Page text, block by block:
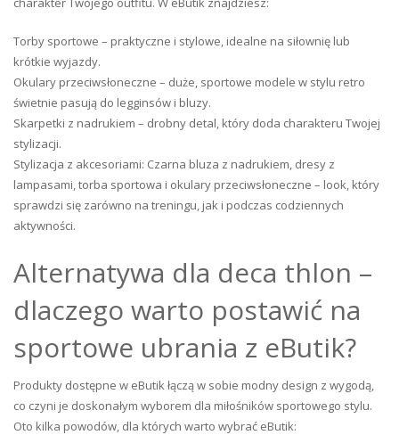
Torby sportowe – praktyczne i stylowe, idealne na siłownię lub
krótkie wyjazdy.
Okulary przeciwsłoneczne – duże, sportowe modele w stylu retro
świetnie pasują do legginsów i bluzy.
Skarpetki z nadrukiem – drobny detal, który doda charakteru Twojej
stylizacji.
Stylizacja z akcesoriami: Czarna bluza z nadrukiem, dresy z
lampasami, torba sportowa i okulary przeciwsłoneczne – look, który
sprawdzi się zarówno na treningu, jak i podczas codziennych
aktywności.
Alternatywa dla deca thlon –
dlaczego warto postawić na
sportowe ubrania z eButik?
Produkty dostępne w eButik łączą w sobie modny design z wygodą,
co czyni je doskonałym wyborem dla miłośników sportowego stylu.
Oto kilka powodów, dla których warto wybrać eButik: